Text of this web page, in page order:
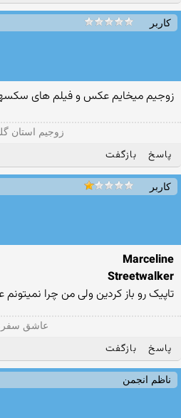
کاربر
زوجیم میخایم عکس و فیلم های
زوجیم استان
پاسخ بازگفت
کاربر
Marceline
Streetwalker
تاپیک رو باز کردین ولی من چرا
عاشق
پاسخ بازگفت
ناظم انجمن